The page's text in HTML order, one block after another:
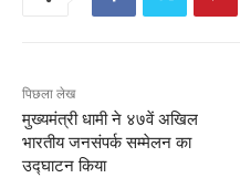
पिछला लेख
मुख्यमंत्री धामी ने ४७वें अखिल
भारतीय जनसंपर्क सम्मेलन का
उद्घाटन किया